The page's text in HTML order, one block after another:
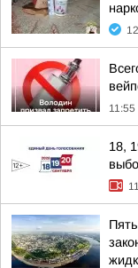
11:55
18,